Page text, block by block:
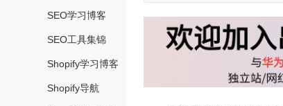
SEO学习博客
SEO工具集锦
Shopify学习博客
Shopify导航